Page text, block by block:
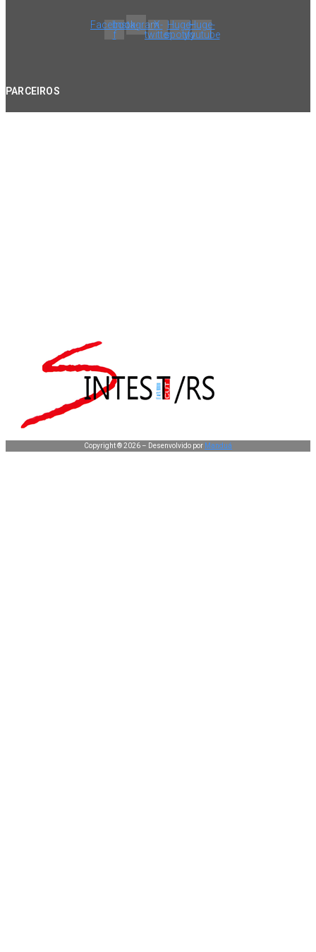
Facebook-
f
InstagramX-
twitter
Huge-
spotify
Huge-
youtube
PARCEIROS
Copyright ® 2026 – Desenvolvido por Manduá